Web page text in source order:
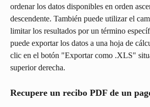
ordenar los datos disponibles en orden
descendente. También puede utilizar el
limitar los resultados por un término
puede exportar los datos a una hoja de
clic en el botón "Exportar como .XLS"
superior derecha.
Recupere un recibo PDF de un